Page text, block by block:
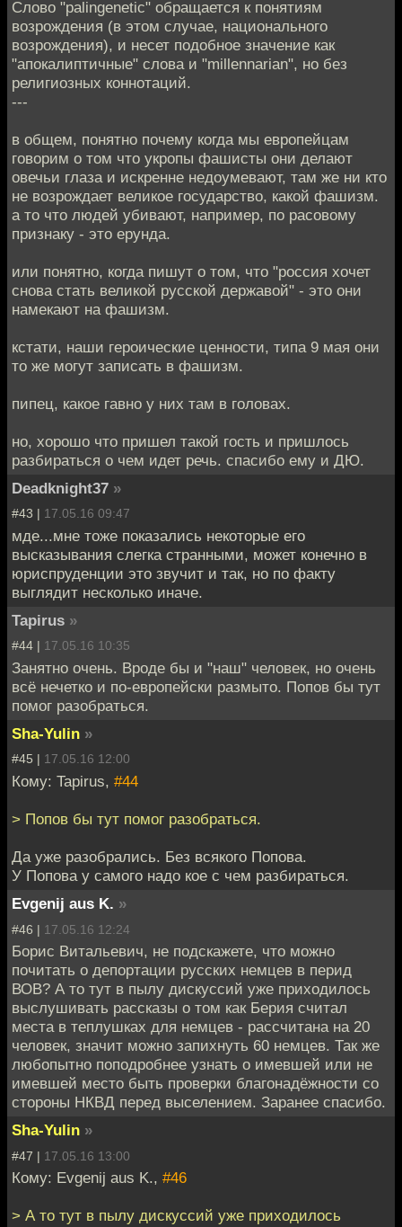
Слово "palingenetic" обращается к понятиям
возрождения (в этом случае, национального
возрождения), и несет подобное значение как
"апокалиптичные" слова и "millennarian", но без
религиозных коннотаций.
---
в общем, понятно почему когда мы европейцам
говорим о том что укропы фашисты они делают
овечьи глаза и искренне недоумевают, там же ни кто
не возрождает великое государство, какой фашизм.
а то что людей убивают, например, по расовому
признаку - это ерунда.
или понятно, когда пишут о том, что "россия хочет
снова стать великой русской державой" - это они
намекают на фашизм.
кстати, наши героические ценности, типа 9 мая они
то же могут записать в фашизм.
пипец, какое гавно у них там в головах.
но, хорошо что пришел такой гость и пришлось
разбираться о чем идет речь. спасибо ему и ДЮ.
Deadknight37 »
#43 | 17.05.16 09:47
мде...мне тоже показались некоторые его
высказывания слегка странными, может конечно в
юриспруденции это звучит и так, но по факту
выглядит несколько иначе.
Tapirus »
#44 | 17.05.16 10:35
Занятно очень. Вроде бы и "наш" человек, но очень
всё нечетко и по-европейски размыто. Попов бы тут
помог разобраться.
Sha-Yulin »
#45 | 17.05.16 12:00
Кому: Tapirus, #44
> Попов бы тут помог разобраться.
Да уже разобрались. Без всякого Попова.
У Попова у самого надо кое с чем разбираться.
Evgenij aus K. »
#46 | 17.05.16 12:24
Борис Витальевич, не подскажете, что можно
почитать о депортации русских немцев в перид
ВОВ? А то тут в пылу дискуссий уже приходилось
выслушивать рассказы о том как Берия считал
места в теплушках для немцев - рассчитана на 20
человек, значит можно запихнуть 60 немцев. Так же
любопытно поподробнее узнать о имевшей или не
имевшей место быть проверки благонадёжности со
стороны НКВД перед выселением. Заранее спасибо.
Sha-Yulin »
#47 | 17.05.16 13:00
Кому: Evgenij aus K., #46
> А то тут в пылу дискуссий уже приходилось